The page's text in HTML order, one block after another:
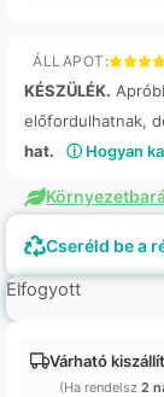
ÁLLAPOT:
KÉSZÜLÉK.
előfordulhatnak,
hat.
ⓘ Hogyan
Cseréld be a
Elfogyott
Várható
(Ha rendelsz 2